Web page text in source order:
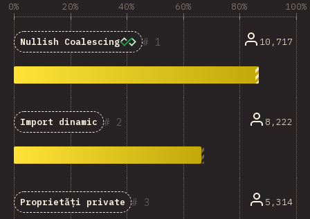
0% 20% 40% 60% 80% 100%
1
Nullish Coalescing 10,717
2
Import dinamic 8,222
3
Proprietăți private 5,314